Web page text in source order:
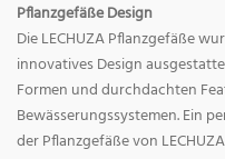
Pflanzgefäße Design
Die LECHUZA Pflanzgefäße
innovatives Design
Formen und durchdachten
Bewässerungssystemen. Ein
der Pflanzgefäße von